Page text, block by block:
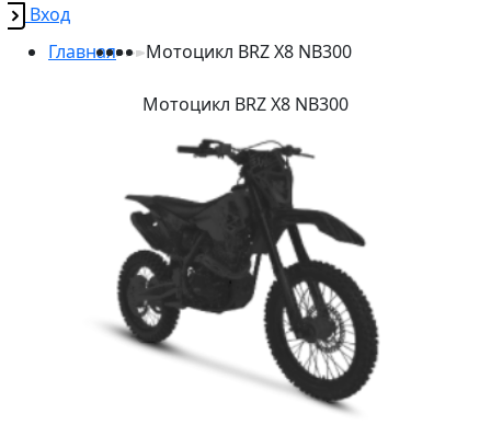
Вход
Главная
Мотоцикл BRZ X8 NB300
Мотоцикл BRZ X8 NB300